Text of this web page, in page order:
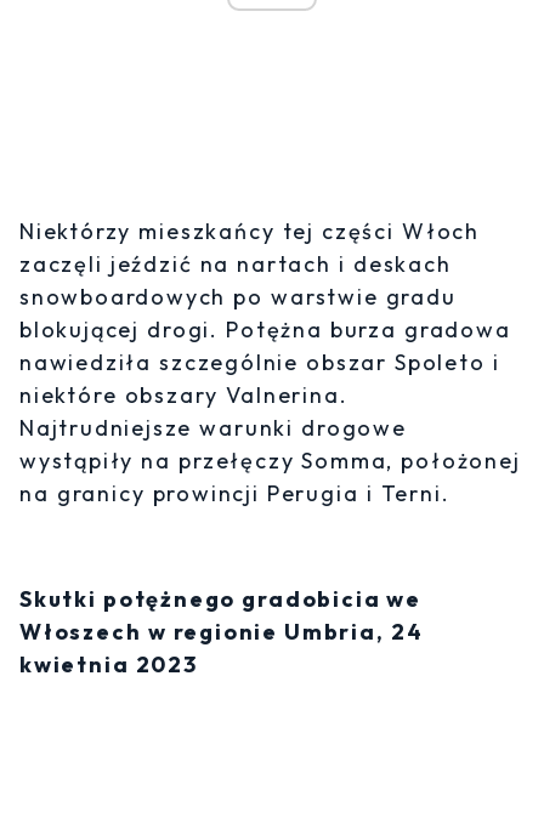
Niektórzy mieszkańcy tej części Włoch
zaczęli jeździć na nartach i deskach
snowboardowych po warstwie gradu
blokującej drogi. Potężna burza gradowa
nawiedziła szczególnie obszar Spoleto i
niektóre obszary Valnerina.
Najtrudniejsze warunki drogowe
wystąpiły na przełęczy Somma, położonej
na granicy prowincji Perugia i Terni.
Skutki potężnego gradobicia we
Włoszech w regionie Umbria, 24
kwietnia 2023